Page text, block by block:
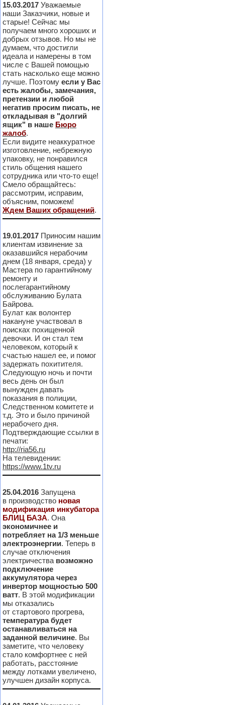
15.03.2017 Уважаемые
наши Заказчики, новые и
старые! Сейчас мы
получаем много хороших и
добрых отзывов. Но мы не
думаем, что достигли
идеала и намерены в том
числе с Вашей помощью
стать насколько еще можно
лучше. Поэтому если у Вас
есть жалобы, замечания,
претензии и любой
негатив просим писать, не
откладывая в "долгий
ящик" в наше Бюро
жалоб.
Если видите неаккуратное
изготовление, небрежную
упаковку, не понравился
стиль общения нашего
сотрудника или что-то еще!
Смело обращайтесь:
рассмотрим, исправим,
объясним, поможем!
Ждем Ваших обращений.
19.01.2017 Приносим нашим
клиентам извинение за
оказавшийся нерабочим
днем (18 января, среда) у
Мастера по гарантийному
ремонту и
послегарантийному
обслуживанию Булата
Байрова.
Булат как волонтер
накануне участвовал в
поисках похищенной
девочки. И он стал тем
человеком, который к
счастью нашел ее, и помог
задержать похитителя.
Следующую ночь и почти
весь день он был
вынужден давать
показания в полиции,
Следственном комитете и
т.д. Это и было причиной
нерабочего дня.
Подтверждающие ссылки в
печати:
http://ria56.ru
На телевидении:
https://www.1tv.ru
25.04.2016 Запущена
в производство новая
модификация инкубатора
БЛИЦ БАЗА. Она
экономичнее и
потребляет на 1/3 меньше
электроэнергии. Теперь в
случае отключения
электричества возможно
подключение
аккумулятора через
инвертор мощностью 500
ватт. В этой модификации
мы отказались
от стартового прогрева,
температура будет
останавливаться на
заданной величине. Вы
заметите, что человеку
стало комфортнее с ней
работать, расстояние
между лотками увеличено,
улучшен дизайн корпуса.